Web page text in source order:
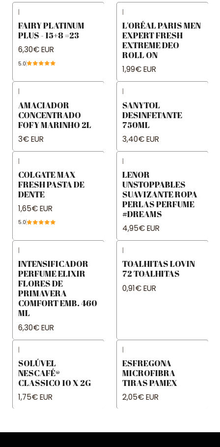
|
FAIRY PLATINUM
PLUS - 15+8 =23
6,30€ EUR
5.0
|
L'ORÉAL PARIS MEN
EXPERT FRESH
EXTREME DEO
ROLL ON
1,99€ EUR
|
AMACIADOR
CONCENTRADO
FOFY MARINHO 2L
3€ EUR
|
SANYTOL
DESINFETANTE
750ML
3,40€ EUR
|
COLGATE MAX
FRESH PASTA DE
DENTE
1,65€ EUR
5.0
|
LENOR
UNSTOPPABLES
SUAVIZANTE ROPA
PERLAS PERFUME
#DREAMS
4,95€ EUR
|
INTENSIFICADOR
PERFUME ELIXIR
FLORES DE
PRIMAVERA
COMFORT EMB. 460
ML
6,30€ EUR
|
TOALHITAS LOVIN
72 TOALHITAS
0,91€ EUR
|
SOLÚVEL
NESCAFÉ®
CLASSICO 10 X 2G
1,75€ EUR
|
ESFREGONA
MICROFIBRA
TIRAS PAMEX
2,05€ EUR